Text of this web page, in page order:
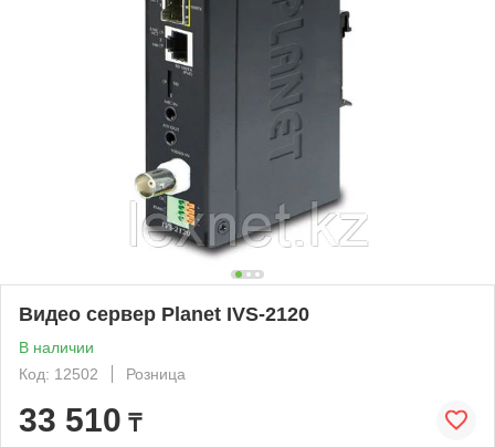
Видео сервер Planet IVS-2120
В наличии
Код: 12502
Розница
33 510 ₸